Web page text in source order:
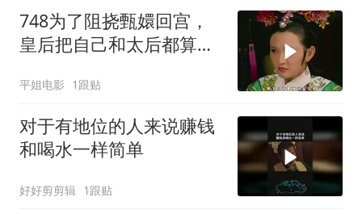
748为了阻挠甄嬛回宫，
皇后把自己和太后都算计
平姐电影 1跟贴
对于有地位的人来说赚钱
和喝水一样简单
好好剪剪辑 1跟贴